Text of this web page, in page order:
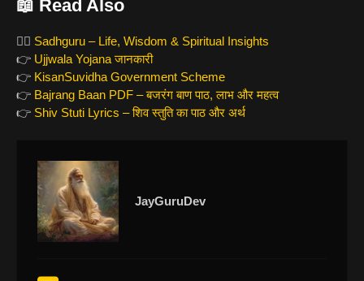
📖 Read Also
🧘‍♂️ Sadhguru – Life, Wisdom & Spiritual Insights
👉 Ujjwala Yojana जानकारी
👉 KisanSuvidha Government Scheme
👉 Bajrang Baan PDF – बजरंग बाण पाठ, लाभ और महत्व
👉 Shiv Stuti Lyrics – शिव स्तुति का पाठ और अर्थ
JayGuruDev